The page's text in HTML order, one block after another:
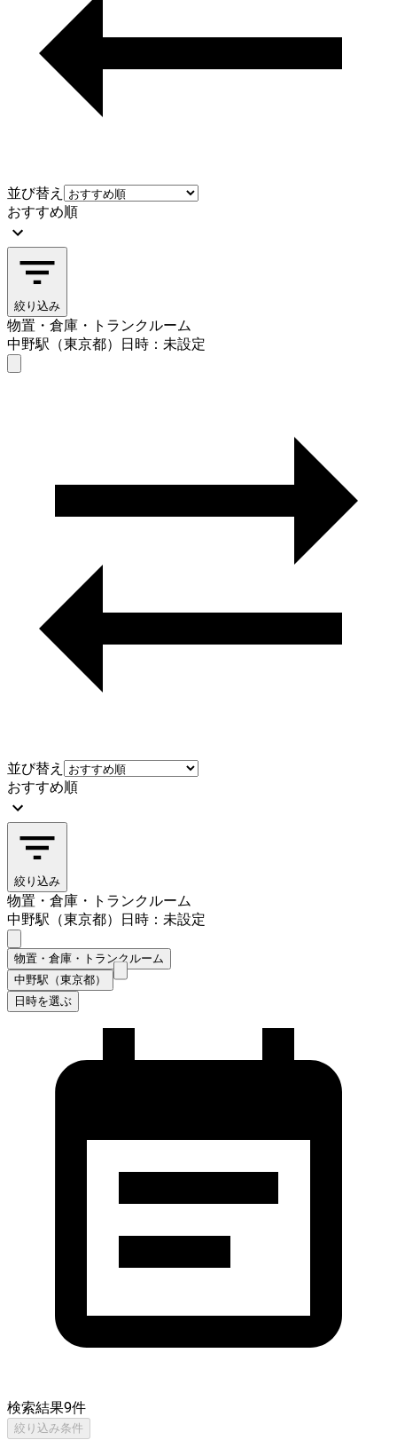
並び替え
おすすめ順
絞り込み
物置・倉庫・トランクルーム
中野駅（東京都）
日時：未設定
並び替え
おすすめ順
絞り込み
物置・倉庫・トランクルーム
中野駅（東京都）
日時：未設定
物置・倉庫・トランクルーム
中野駅（東京都）
日時を選ぶ
検索結果9件
絞り込み条件